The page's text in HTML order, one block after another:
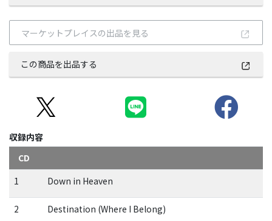
マーケットプレイスの出品を見る
この商品を出品する
収録内容
CD
1
Down in Heaven
2 Destination (Where I Belong)